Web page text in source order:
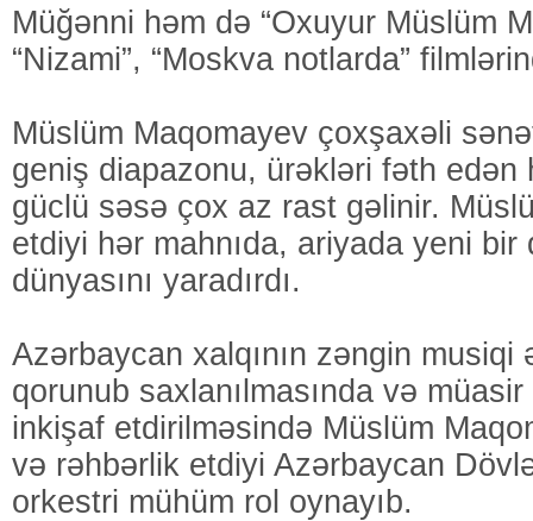
Müğənni həm də “Oxuyur Müslüm
“Nizami”, “Moskva notlarda”
Müslüm Maqomayev çoxşaxəli
geniş diapazonu, ürəkləri fəth edən
güclü səsə çox az rast gəlinir.
etdiyi hər mahnıda, ariyada yeni bir
dünyasını yaradırdı.
Azərbaycan xalqının zəngin musiqi
qorunub saxlanılmasında və
inkişaf etdirilməsində Müslüm
və rəhbərlik etdiyi Azərbaycan
orkestri mühüm rol oynayıb.